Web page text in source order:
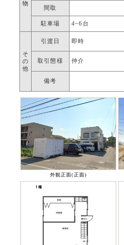
物
間取
駐車場 4~6台
そ
の
他
引渡日 即時
取引態様 仲介
備考
外観正面(正面)